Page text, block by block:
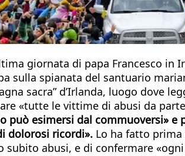
giornata di papa Francesco
sulla spianata del santuario
sacra” d’Irlanda, luogo dove
«tutte le vittime di abusi da
può esimersi dal commuoversi»
dolorosi ricordi». Lo ha fatto prima
subito abusi, e di confermare